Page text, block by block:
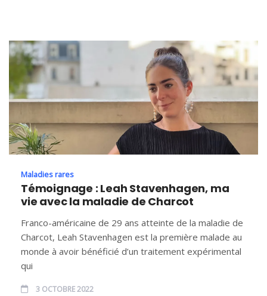
Maladies rares
Témoignage : Leah Stavenhagen, ma
vie avec la maladie de Charcot
Franco-américaine de 29 ans atteinte de la maladie de
Charcot, Leah Stavenhagen est la première malade au
monde à avoir bénéficié d’un traitement expérimental
qui
3 OCTOBRE 2022